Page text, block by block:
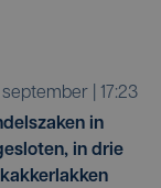
september | 17:23
in
in drie